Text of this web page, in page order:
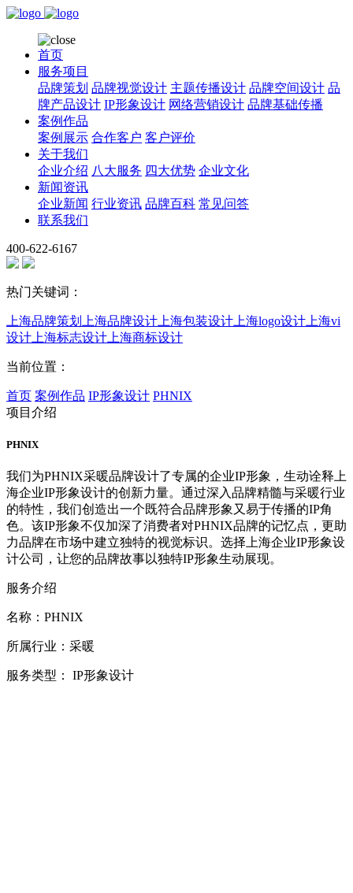
首页
服务项目
品牌策划 品牌视觉设计 主题传播设计 品牌空间设计 品
牌产品设计 IP形象设计 网络营销设计 品牌基础传播
案例作品
案例展示 合作客户 客户评价
关于我们
企业介绍 八大服务 四大优势 企业文化
新闻资讯
企业新闻 行业资讯 品牌百科 常见问答
联系我们
400-622-6167
热门关键词：
上海品牌策划 上海品牌设计 上海包装设计 上海logo设计 上海vi
设计 上海标志设计 上海商标设计
当前位置：
首页 案例作品 IP形象设计 PHNIX
项目介绍
PHNIX
我们为PHNIX采暖品牌设计了专属的企业IP形象，生动诠释上
海企业IP形象设计的创新力量。通过深入品牌精髓与采暖行业
的特性，我们创造出一个既符合品牌形象又易于传播的IP角
色。该IP形象不仅加深了消费者对PHNIX品牌的记忆点，更助
力品牌在市场中建立独特的视觉标识。选择上海企业IP形象设
计公司，让您的品牌故事以独特IP形象生动展现。
服务介绍
名称：PHNIX
所属行业：采暖
服务类型： IP形象设计